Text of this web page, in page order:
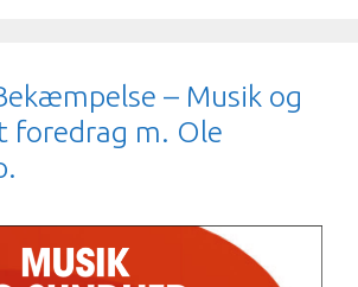
– Musik og
foredrag m. Ole